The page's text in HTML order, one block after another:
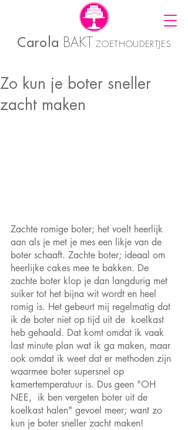
Carola BAKT ZOETHOUDERTJES
Zo kun je boter sneller
zacht maken
Zachte romige boter; het voelt heerlijk
aan als je met je mes een likje van de
boter schaaft. Zachte boter; ideaal om
heerlijke cakes mee te bakken. De
zachte boter klop je dan langdurig met
suiker tot het bijna wit wordt en heel
romig is. Het gebeurt mij regelmatig dat
ik de boter niet op tijd uit de  koelkast
heb gehaald. Dat komt omdat ik vaak
last minute plan wat ik ga maken, maar
ook omdat ik weet dat er methoden zijn
waarmee boter supersnel op
kamertemperatuur is. Dus geen "OH
NEE,  ik ben vergeten boter uit de
koelkast halen" gevoel meer; want zo
kun je boter sneller zacht maken!